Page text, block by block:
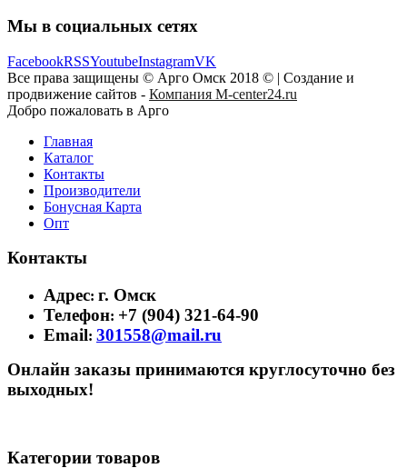
Мы в социальных сетях
FacebookRSSYoutubeInstagramVK
Все права защищены © Арго Омск 2018 © | Создание и
продвижение сайтов - Компания M-center24.ru
Добро пожаловать в Арго
Главная
Каталог
Контакты
Производители
Бонусная Карта
Опт
Контакты
Адрес: г. Омск
Телефон: +7 (904) 321-64-90
Email: 301558@mail.ru
Онлайн заказы принимаются круглосуточно без
выходных!
Категории товаров